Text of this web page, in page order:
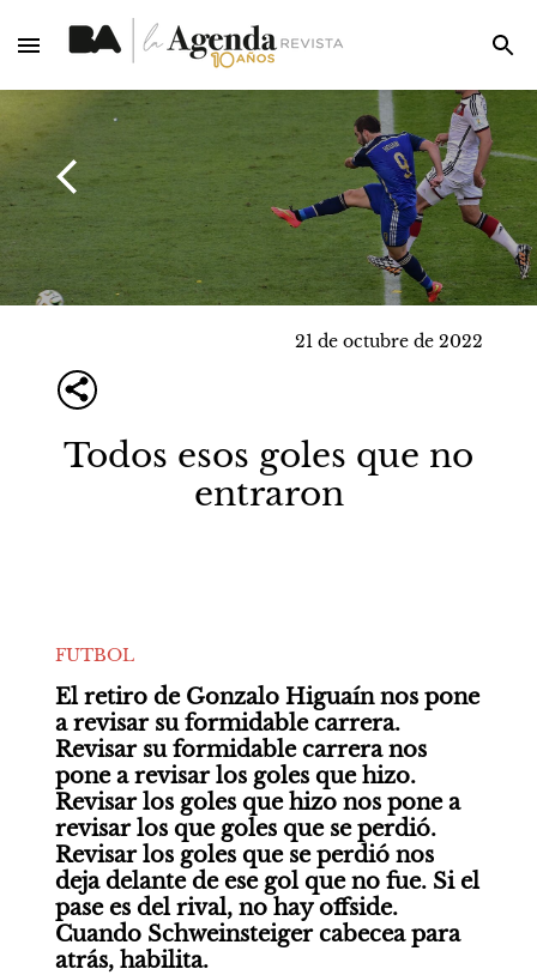
21 de octubre de 2022
Todos esos goles que no
entraron
FUTBOL
El retiro de Gonzalo Higuaín nos pone
a revisar su formidable carrera.
Revisar su formidable carrera nos
pone a revisar los goles que hizo.
Revisar los goles que hizo nos pone a
revisar los que goles que se perdió.
Revisar los goles que se perdió nos
deja delante de ese gol que no fue. Si el
pase es del rival, no hay offside.
Cuando Schweinsteiger cabecea para
atrás, habilita.